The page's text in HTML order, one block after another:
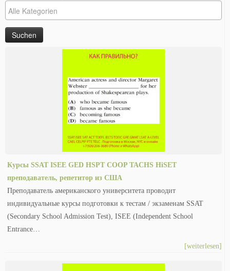
Курсы SSAT ISEE GED HSPT COOP TACHS HiSET
преподаватель, репетитор из США
Преподаватель американского университета проводит
индивидуальные курсы подготовки к тестам / экзаменам SSAT
(Secondary School Admission Test), ISEE (Independent School
Entrance…
[weiterlesen]